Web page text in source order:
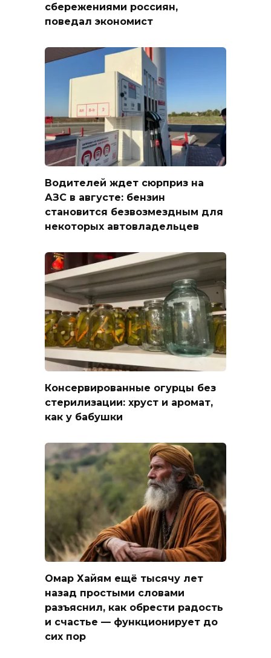
сбережениями россиян,
поведал экономист
Водителей ждет сюрприз на
АЗС в августе: бензин
становится безвозмездным для
некоторых автовладельцев
Консервированные огурцы без
стерилизации: хруст и аромат,
как у бабушки
Омар Хайям ещё тысячу лет
назад простыми словами
разъяснил, как обрести радость
и счастье — функционирует до
сих пор